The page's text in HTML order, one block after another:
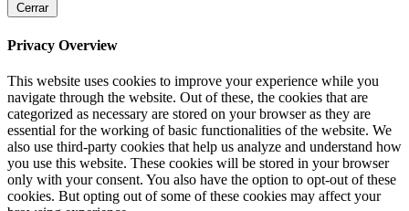
Cerrar
Privacy Overview
This website uses cookies to improve your experience while you
navigate through the website. Out of these, the cookies that are
categorized as necessary are stored on your browser as they are
essential for the working of basic functionalities of the website. We
also use third-party cookies that help us analyze and understand how
you use this website. These cookies will be stored in your browser
only with your consent. You also have the option to opt-out of these
cookies. But opting out of some of these cookies may affect your